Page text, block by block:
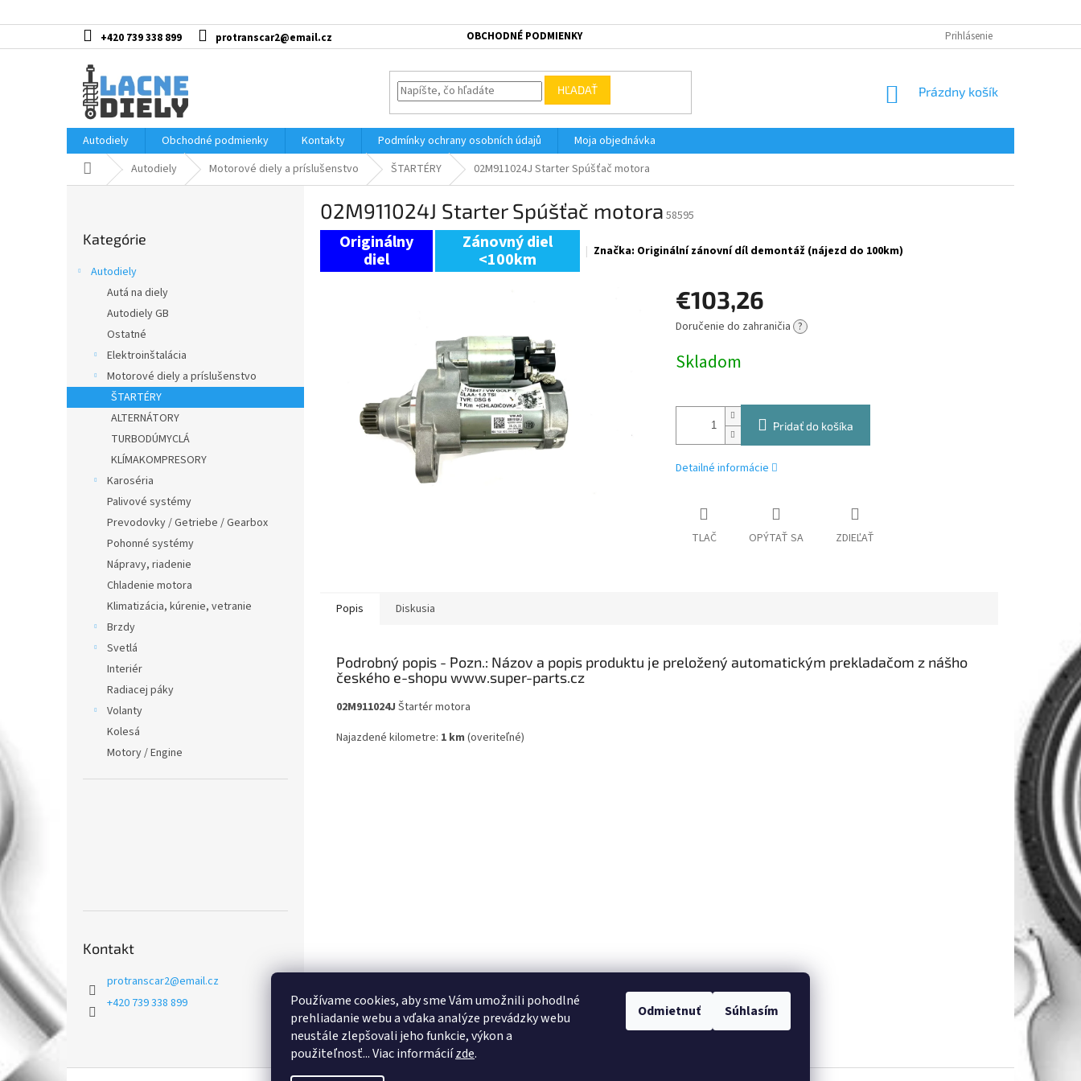
Používame cookies, aby sme Vám umožnili pohodlné
prehliadanie webu a vďaka analýze prevádzky webu
neustále zlepšovali jeho funkcie, výkon a
použiteľnosť... Viac informáciízde.
Odmietnuť Súhlasím
na
+420 739 338 899 protranscar2@email.cz OBCHODNÉ PODMIENKY Prihlásenie
HĽADAŤ
NÁKUPNÝ
Prázdny košík
Autodiely Obchodné podmienky Kontakty Podmínky ochrany osobních údajů
Moja objednávka
DomovAutodiely Motorové diely a príslušenstvo ŠTARTÉRY 02M911024J Starter Spúšťač motora
kategórie
Kategórie
Autodiely
Autá na diely
Autodiely GB
Ostatné
Elektroinštalácia
Motorové diely a príslušenstvo
ŠTARTÉRY
ALTERNÁTORY
TURBODÚMYCLÁ
KLÍMAKOMPRESORY
Karoséria
Palivové systémy
Prevodovky / Getriebe / Gearbox
Pohonné systémy
Nápravy, riadenie
Chladenie motora
Klimatizácia, kúrenie, vetranie
Brzdy
Svetlá
Interiér
Radiacej páky
Volanty
Kolesá
Motory / Engine
Kontakt
protranscar2@email.cz
+420 739 338 899
02M911024J Starter Spúšťač motora 58595
Zánovný diel
<100km Značka: Originální zánovní díl demontáž (nájezd do 100km)
€103,26
Jednotková
Doručenie do zahraničia ?
Skladom
Pridať do košíka
Detailné informácie
TLAČ OPÝTAŤ SA ZDIEĽAŤ
Popis Diskusia
Podrobný popis
02M911024J Štartér motora
Najazdené kilometre: 1 km (overiteľné)
Z